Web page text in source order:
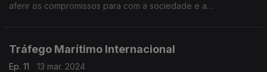
aferir os compromissos para com a sociedade e a
Tráfego Marítimo Internacional
Ep. 11
13 mar. 2024